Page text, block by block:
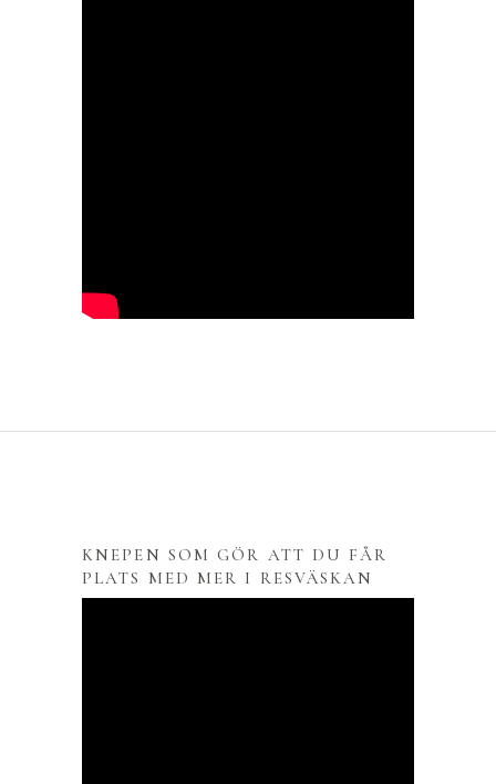
KNEPEN SOM GÖR ATT DU FÅR
PLATS MED MER I RESVÄSKAN